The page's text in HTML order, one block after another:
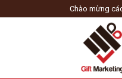
Chào mừng